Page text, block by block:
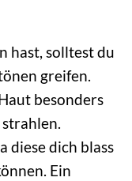
hast, solltest du
greifen.
besonders
diese dich blass
Ein